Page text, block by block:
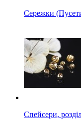
Сережки
Спейсери,